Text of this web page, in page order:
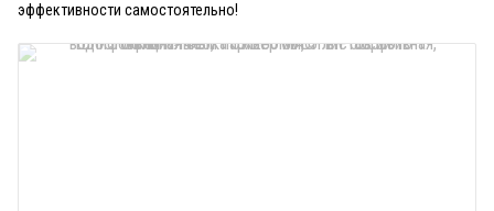
эффективности самостоятельно!